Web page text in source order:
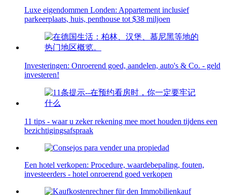
Luxe eigendommen Londen: Appartement inclusief
parkeerplaats, huis, penthouse tot $38 miljoen
Investeringen: Onroerend goed, aandelen, auto's & Co. - geld
investeren!
11 tips - waar u zeker rekening mee moet houden tijdens een
bezichtigingsafspraak
Een hotel verkopen: Procedure, waardebepaling, fouten,
investeerders - hotel onroerend goed verkopen